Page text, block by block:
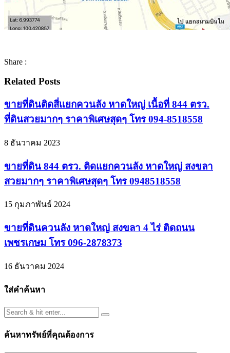
Share :
Related Posts
ขายที่ดินติดสี่แยกควนลัง หาดใหญ่ เนื้อที่ 844 ตรว.
ที่ดินสวยมากๆ ราคาพิเศษสุดๆ โทร 094-8518558
8 ธันวาคม 2023
ขายที่ดิน 844 ตรว. ติดแยกควนลัง หาดใหญ่ สงขลา
สวยมากๆ ราคาพิเศษสุดๆ โทร 0948518558
15 กุมภาพันธ์ 2024
ขายที่ดินควนลัง หาดใหญ่ สงขลา 4 ไร่ ติดถนน
เพชรเกษม โทร 096-2878373
16 ธันวาคม 2024
ใส่คำค้นหา
ค้นหาทรัพย์ที่คุณต้องการ